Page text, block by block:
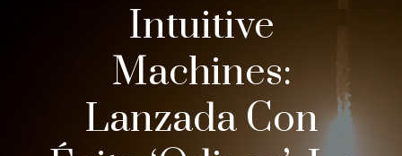
Intuitive
Machines:
Lanzada Con